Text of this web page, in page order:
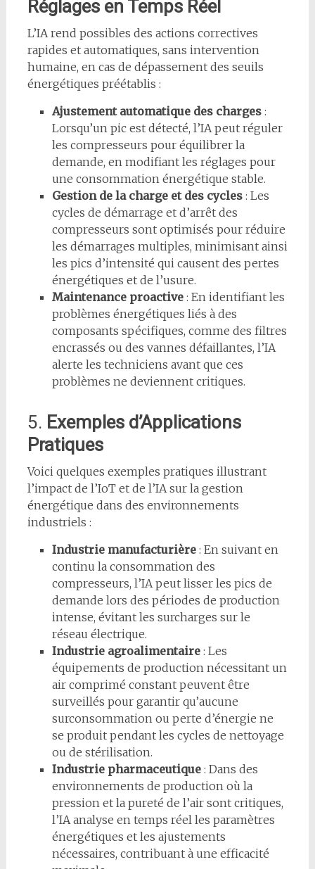
Réglages en Temps Réel
L’IA rend possibles des actions correctives
rapides et automatiques, sans intervention
humaine, en cas de dépassement des seuils
énergétiques préétablis :
Ajustement automatique des charges:
Lorsqu’un pic est détecté, l’IA peut réguler
les compresseurs pour équilibrer la
demande, en modifiant les réglages pour
une consommation énergétique stable.
Gestion de la charge et des cycles: Les
cycles de démarrage et d’arrêt des
compresseurs sont optimisés pour réduire
les démarrages multiples, minimisant ainsi
les pics d’intensité qui causent des pertes
énergétiques et de l’usure.
Maintenance proactive: En identifiant les
problèmes énergétiques liés à des
composants spécifiques, comme des filtres
encrassés ou des vannes défaillantes, l’IA
alerte les techniciens avant que ces
problèmes ne deviennent critiques.
5. Exemples d’Applications
Pratiques
Voici quelques exemples pratiques illustrant
l’impact de l’IoT et de l’IA sur la gestion
énergétique dans des environnements
industriels :
Industrie manufacturière: En suivant en
continu la consommation des
compresseurs, l’IA peut lisser les pics de
demande lors des périodes de production
intense, évitant les surcharges sur le
réseau électrique.
Industrie agroalimentaire: Les
équipements de production nécessitant un
air comprimé constant peuvent être
surveillés pour garantir qu’aucune
surconsommation ou perte d’énergie ne
se produit pendant les cycles de nettoyage
ou de stérilisation.
Industrie pharmaceutique: Dans des
environnements de production où la
pression et la pureté de l’air sont critiques,
l’IA analyse en temps réel les paramètres
énergétiques et les ajustements
nécessaires, contribuant à une efficacité